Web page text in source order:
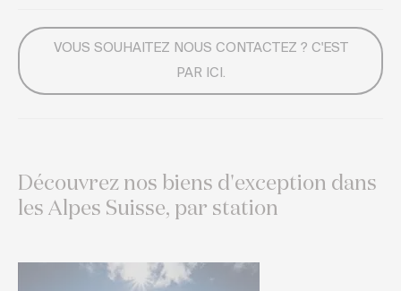
VOUS SOUHAITEZ NOUS CONTACTEZ ? C'EST
PAR ICI.
Découvrez nos biens d'exception dans
les Alpes Suisse, par station